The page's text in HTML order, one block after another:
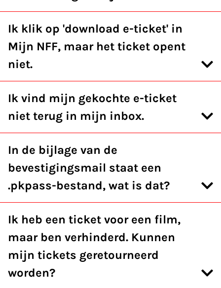
Ik klik op 'download e-ticket' in
Mijn NFF, maar het ticket opent
niet.
Ik vind mijn gekochte e-ticket
niet terug in mijn inbox.
In de bijlage van de
bevestigingsmail staat een
.pkpass-bestand, wat is dat?
Ik heb een ticket voor een film,
maar ben verhinderd. Kunnen
mijn tickets geretourneerd
worden?